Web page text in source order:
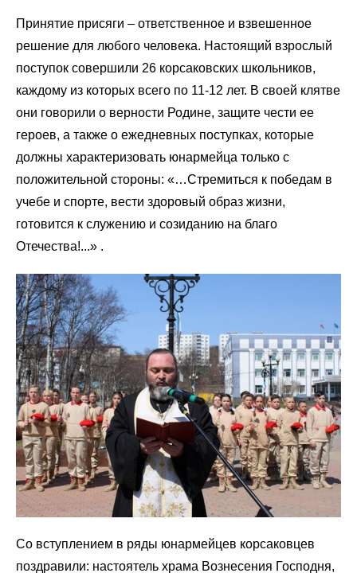
Принятие присяги – ответственное и взвешенное
решение для любого человека. Настоящий взрослый
поступок совершили 26 корсаковских школьников,
каждому из которых всего по 11-12 лет. В своей клятве
они говорили о верности Родине, защите чести ее
героев, а также о ежедневных поступках, которые
должны характеризовать юнармейца только с
положительной стороны: «…Стремиться к победам в
учебе и спорте, вести здоровый образ жизни,
готовится к служению и созиданию на благо
Отечества!...» .
Со вступлением в ряды юнармейцев корсаковцев
поздравили: настоятель храма Вознесения Господня,